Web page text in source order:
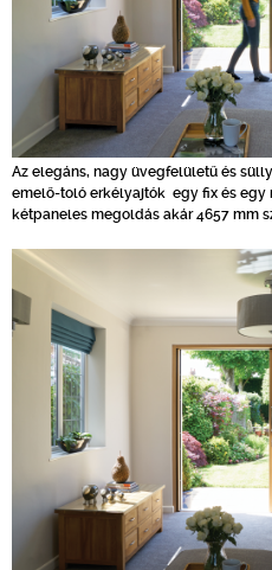
Az elegáns, nagy üvegfelületű és
emelő-toló erkélyajtók egy fix és egy
kétpaneles megoldás akár 4657 mm